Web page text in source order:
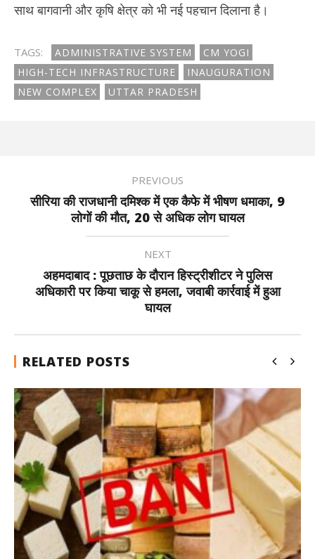
साथ बागवानी और कृषि क्षेत्र को भी नई पहचान दिलाना है।
TAGS: ADMINISTRATIVE SYSTEM
CM YOGI
HIGH-TECH INFRASTRUCTURE
INAUGURATION
NEW COMPLEX
UTTAR PRADESH
PREVIOUS
सीरिया की राजधानी दमिश्क में एक कैफे में भीषण धमाका, 9
लोगों की मौत, 20 से अधिक लोग घायल
NEXT
अहमदाबाद : पूछताछ के दौरान हिस्ट्रीशीटर ने पुलिस
अधिकारी पर किया चाकू से हमला, जवाबी कार्रवाई में हुआ
घायल
RELATED POSTS